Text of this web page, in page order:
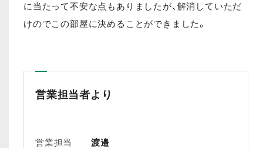
に当たって不安な点もありましたが、解消していただ
けのでこの部屋に決めることができました。
営業担当者より
営業担当
渡邉